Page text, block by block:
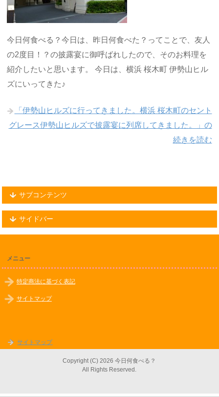
今日何食べる？今日は、昨日何食べた？ってことで、友人
の2度目！？の披露宴に御呼ばれしたので、そのお料理を
紹介したいと思います。 今日は、横浜 桜木町 伊勢山ヒル
ズにいってきた♪
「伊勢山ヒルズに行ってきました。横浜 桜木町のセント
グレース伊勢山ヒルズで披露宴に列席してきました。」の
続きを読む
サブコンテンツ
サイドバー
メニュー
特定商法に基づく表記
サイトマップ
サイトマップ
Copyright (C) 2026 今日何食べる？
All Rights Reserved.